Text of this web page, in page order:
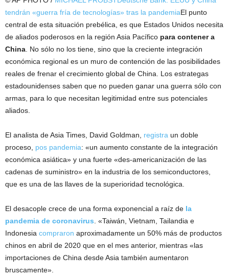
tendrán «guerra fría de tecnologías» tras la pandemiaEl punto
central de esta situación prebélica, es que Estados Unidos necesita
de aliados poderosos en la región Asia Pacífico para contener a
China . No sólo no los tiene, sino que la creciente integración
económica regional es un muro de contención de las posibilidades
reales de frenar el crecimiento global de China. Los estrategas
estadounidenses saben que no pueden ganar una guerra sólo con
armas, para lo que necesitan legitimidad entre sus potenciales
aliados.
El analista de Asia Times, David Goldman, registra un doble
proceso, pos pandemia: «un aumento constante de la integración
económica asiática» y una fuerte «des-americanización de las
cadenas de suministro» en la industria de los semiconductores,
que es una de las llaves de la superioridad tecnológica.
El desacople crece de una forma exponencial a raíz de la
pandemia de coronavirus . «Taiwán, Vietnam, Tailandia e
Indonesia compraron aproximadamente un 50% más de productos
chinos en abril de 2020 que en el mes anterior, mientras «las
importaciones de China desde Asia también aumentaron
bruscamente».